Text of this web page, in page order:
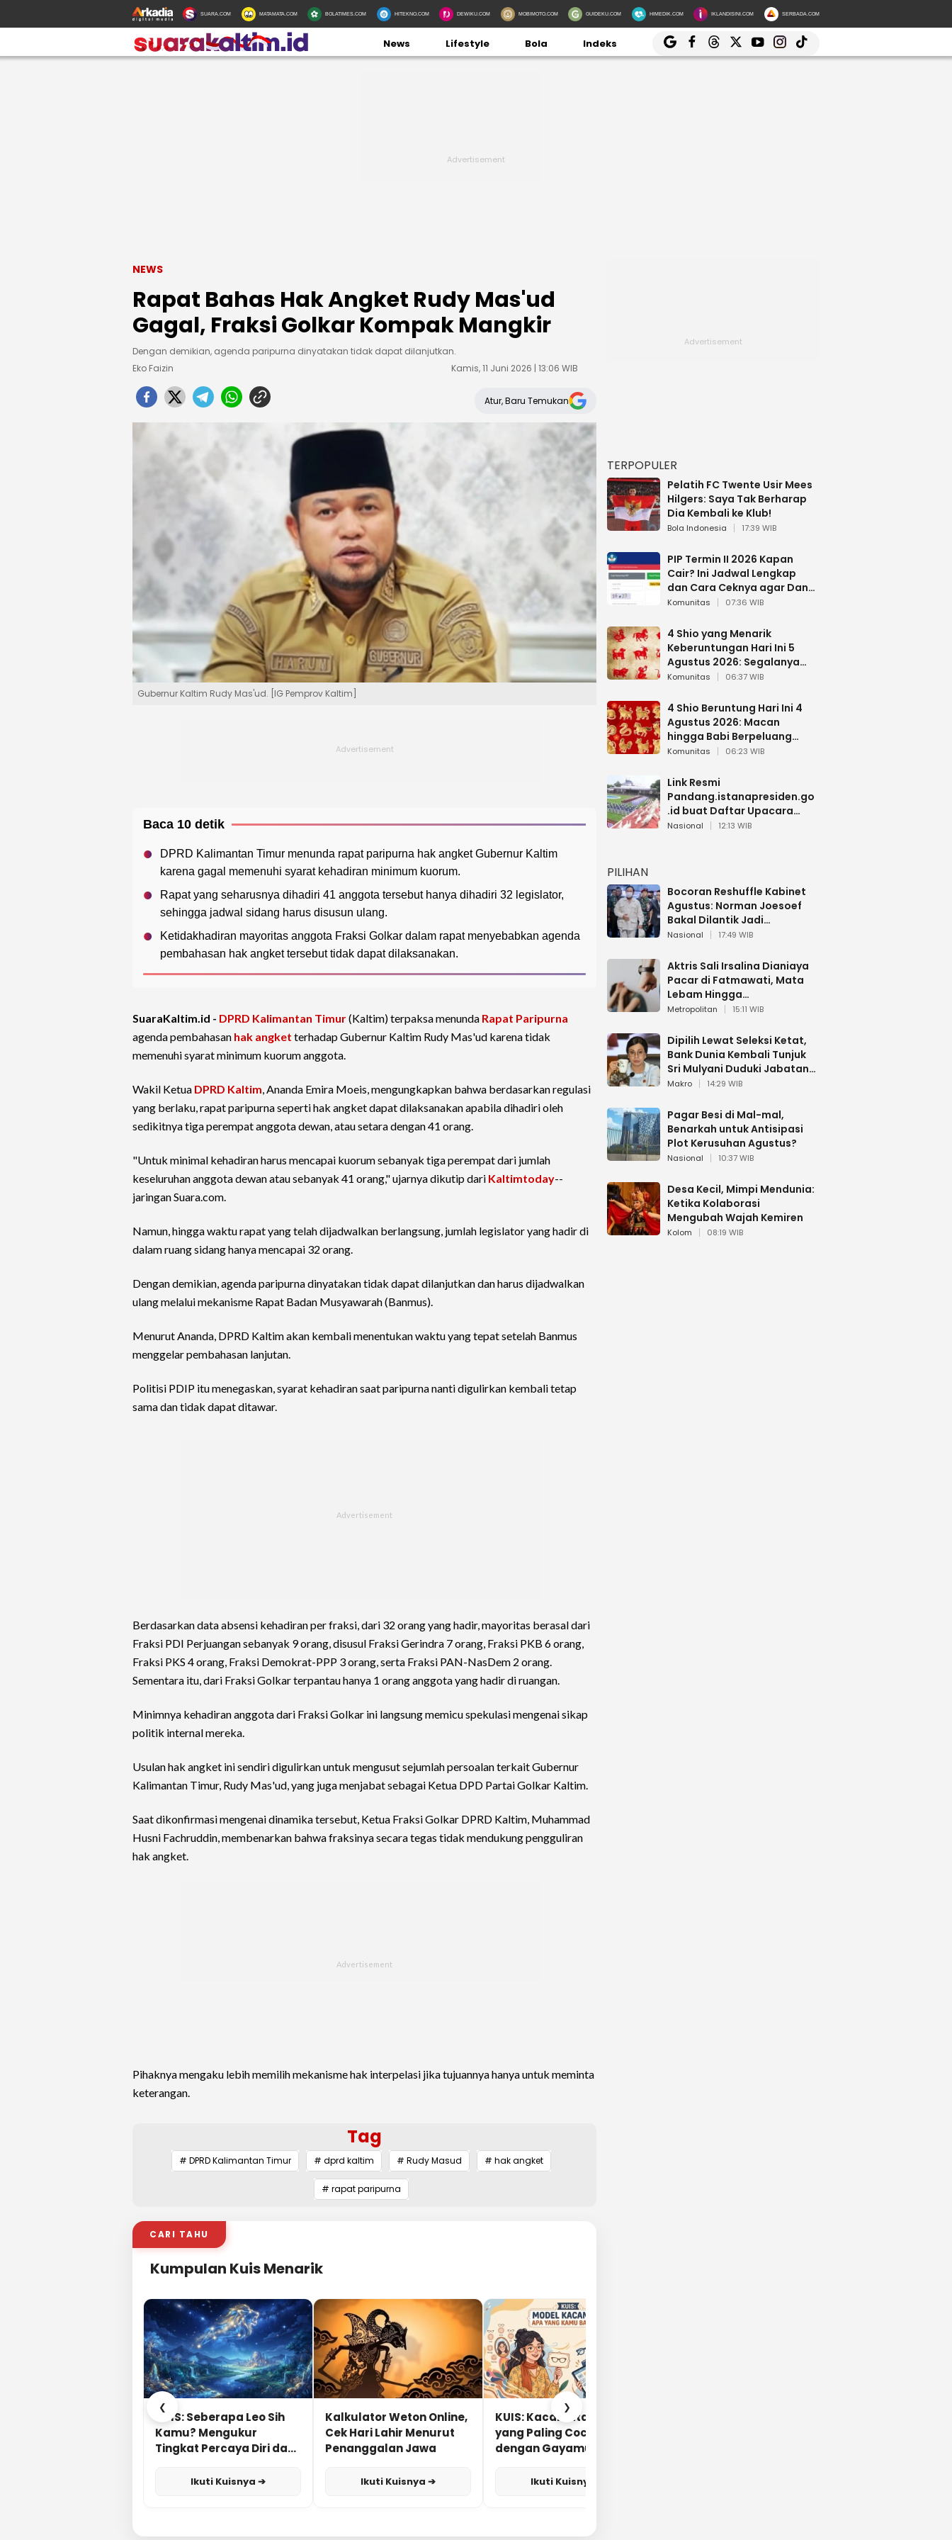
SUARA.COM MATAMATA.COM BOLATIMES.COM HITEKNO.COM DEWIKU.COM MOBIMOTO.COM GUIDEKU.COM HIMEDIK.COM IKLANDISINI.COM SERBADA.COM
News Lifestyle Bola Indeks
NEWS
Rapat Bahas Hak Angket Rudy Mas'ud
Gagal, Fraksi Golkar Kompak Mangkir
Dengan demikian, agenda paripurna dinyatakan tidak dapat dilanjutkan.
Eko Faizin
Kamis, 11 Juni 2026 | 13:06 WIB
Atur, Baru Temukan
Gubernur Kaltim Rudy Mas'ud. [IG Pemprov Kaltim]
Baca 10 detik
DPRD Kalimantan Timur menunda rapat paripurna hak angket Gubernur Kaltim
karena gagal memenuhi syarat kehadiran minimum kuorum.
Rapat yang seharusnya dihadiri 41 anggota tersebut hanya dihadiri 32 legislator,
sehingga jadwal sidang harus disusun ulang.
Ketidakhadiran mayoritas anggota Fraksi Golkar dalam rapat menyebabkan agenda
pembahasan hak angket tersebut tidak dapat dilaksanakan.
SuaraKaltim.id - DPRD Kalimantan Timur(Kaltim) terpaksa menunda Rapat Paripurna
agenda pembahasan hak angket terhadap Gubernur Kaltim Rudy Mas'ud karena tidak
memenuhi syarat minimum kuorum anggota.
Wakil Ketua DPRD Kaltim, Ananda Emira Moeis, mengungkapkan bahwa berdasarkan regulasi
yang berlaku, rapat paripurna seperti hak angket dapat dilaksanakan apabila dihadiri oleh
sedikitnya tiga perempat anggota dewan, atau setara dengan 41 orang.
"Untuk minimal kehadiran harus mencapai kuorum sebanyak tiga perempat dari jumlah
keseluruhan anggota dewan atau sebanyak 41 orang," ujarnya dikutip dari Kaltimtoday--
jaringan Suara.com.
Namun, hingga waktu rapat yang telah dijadwalkan berlangsung, jumlah legislator yang hadir di
dalam ruang sidang hanya mencapai 32 orang.
Dengan demikian, agenda paripurna dinyatakan tidak dapat dilanjutkan dan harus dijadwalkan
ulang melalui mekanisme Rapat Badan Musyawarah (Banmus).
Menurut Ananda, DPRD Kaltim akan kembali menentukan waktu yang tepat setelah Banmus
menggelar pembahasan lanjutan.
Politisi PDIP itu menegaskan, syarat kehadiran saat paripurna nanti digulirkan kembali tetap
sama dan tidak dapat ditawar.
Berdasarkan data absensi kehadiran per fraksi, dari 32 orang yang hadir, mayoritas berasal dari
Fraksi PDI Perjuangan sebanyak 9 orang, disusul Fraksi Gerindra 7 orang, Fraksi PKB 6 orang,
Fraksi PKS 4 orang, Fraksi Demokrat-PPP 3 orang, serta Fraksi PAN-NasDem 2 orang.
Sementara itu, dari Fraksi Golkar terpantau hanya 1 orang anggota yang hadir di ruangan.
Minimnya kehadiran anggota dari Fraksi Golkar ini langsung memicu spekulasi mengenai sikap
politik internal mereka.
Usulan hak angket ini sendiri digulirkan untuk mengusut sejumlah persoalan terkait Gubernur
Kalimantan Timur, Rudy Mas'ud, yang juga menjabat sebagai Ketua DPD Partai Golkar Kaltim.
Saat dikonfirmasi mengenai dinamika tersebut, Ketua Fraksi Golkar DPRD Kaltim, Muhammad
Husni Fachruddin, membenarkan bahwa fraksinya secara tegas tidak mendukung pengguliran
hak angket.
Pihaknya mengaku lebih memilih mekanisme hak interpelasi jika tujuannya hanya untuk meminta
keterangan.
Tag
# DPRD Kalimantan Timur # dprd kaltim # Rudy Masud # hak angket
# rapat paripurna
CARI TAHU
Kumpulan Kuis Menarik
❮
KUIS: Seberapa Leo Sih
Kamu? Mengukur
Tingkat Percaya Diri dan
Ikuti Kuisnya ➔
Kalkulator Weton Online,
Cek Hari Lahir Menurut
Penanggalan Jawa
Ikuti Kuisnya ➔
KUIS: Kacamata Apa
yang Paling Cocok
dengan Gayamu?
Ikuti Kuisnya ➔
❯
TERPOPULER
Pelatih FC Twente Usir Mees
Hilgers: Saya Tak Berharap
Dia Kembali ke Klub!
Bola Indonesia 17:39 WIB
PIP Termin II 2026 Kapan
Cair? Ini Jadwal Lengkap
dan Cara Ceknya agar Dana
Tidak Hangus!
Komunitas 07:36 WIB
4 Shio yang Menarik
Keberuntungan Hari Ini 5
Agustus 2026: Segalanya
Berjalan Lancar
Komunitas 06:37 WIB
4 Shio Beruntung Hari Ini 4
Agustus 2026: Macan
hingga Babi Berpeluang
Dapat Kabar Baik
Komunitas 06:23 WIB
Link Resmi
Pandang.istanapresiden.go
.id buat Daftar Upacara
Bendera HUT RI di Istana
Nasional 12:13 WIB
PILIHAN
Bocoran Reshuffle Kabinet
Agustus: Norman Joesoef
Bakal Dilantik Jadi
Wamenhan RI
Nasional 17:49 WIB
Aktris Sali Irsalina Dianiaya
Pacar di Fatmawati, Mata
Lebam Hingga
Diselamatkan Polantas
Metropolitan 15:11 WIB
Dipilih Lewat Seleksi Ketat,
Bank Dunia Kembali Tunjuk
Sri Mulyani Duduki Jabatan
Strategis
Makro 14:29 WIB
Pagar Besi di Mal-mal,
Benarkah untuk Antisipasi
Plot Kerusuhan Agustus?
Nasional 10:37 WIB
Desa Kecil, Mimpi Mendunia:
Ketika Kolaborasi
Mengubah Wajah Kemiren
Kolom 08:19 WIB